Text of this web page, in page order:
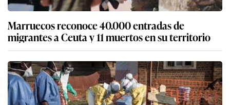
Marruecos reconoce 40.000 entradas de
migrantes a Ceuta y 11 muertos en su territorio